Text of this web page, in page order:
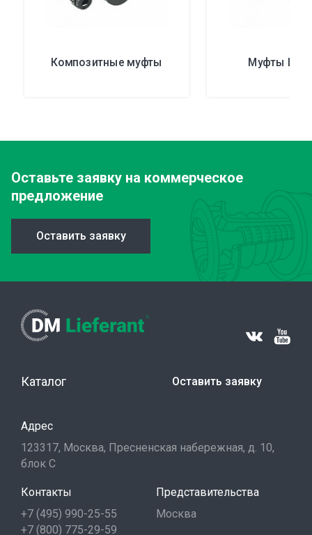
Композитные муфты Муфты
Оставьте заявку на коммерческое
предложение
Оставить заявку
Каталог Оставить заявку
Адрес
123317, Москва, Пресненская набережная, д. 10,
блок С
Контакты
+7 (495) 990-25-55
+7 (800) 775-29-59
Представительства
Москва